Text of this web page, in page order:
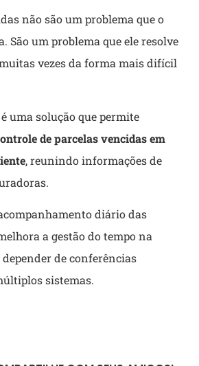
não são um problema que o
São um problema que ele resolve
vezes da forma mais difícil
é uma solução que permite
de parcelas vencidas em
, reunindo informações de
diário das
a gestão do tempo na
de conferências
sistemas.